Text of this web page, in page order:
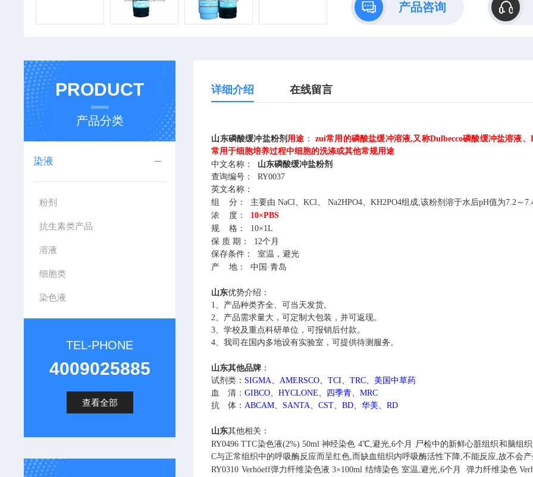
产品咨询
详细介绍 在线留言
山东磷酸缓冲盐粉剂 用途 ：
zui常用的磷酸盐缓冲溶液,又称Dulbecco磷酸缓冲盐溶液
常用于细胞培养过程中细胞的洗涤或其他常规用途
中文名称：
山东磷酸缓冲盐粉剂
查询编号：
RY0037
英文名称：
组
分：
主要由 NaCl、KCl、 Na2HPO4、KH2PO4组成,该粉剂溶于水后pH值为7.2～
浓
度：
10×PBS
规
格：
10×1L
保 质 期：
12个月
保存条件：
室温，避光
产
地： 中国 ·青岛
山东优势介绍：
1、 产品种类齐全、可当天发货。
2、 产品需求量大，可定制大包装，并可返现。
3、学校及重点科研单位，可报销后付款。
4、我司在国内多地设有实验室，可提供待测服务。
山东其他品牌 ：
试剂类： SIGMA、AMERSCO、TCI、TRC、美国中草药
血 清：GIBCO、HYCLONE、四季青、MRC
抗 体：ABCAM、SANTA、CST、BD、华美、RD
山东其他相关：
RY0496 TTC染色液(2%) 50ml 神经染色 4℃,避光,6个月
尸检中的新鲜心脏组织和脑组
C与正常组织中的呼吸酶反应而呈红色,而缺血组织内呼吸酶活性下降,不能反应,故不会
RY0310 Verhöeff弹力纤维染色液 3×100ml 结缔染色 室温,避光,6个月 弹力纤维染色
PRODUCT
产品分类
染液
粉剂
抗生素类产品
溶液
细胞类
染色液
TEL-PHONE
4009025885
查看全部